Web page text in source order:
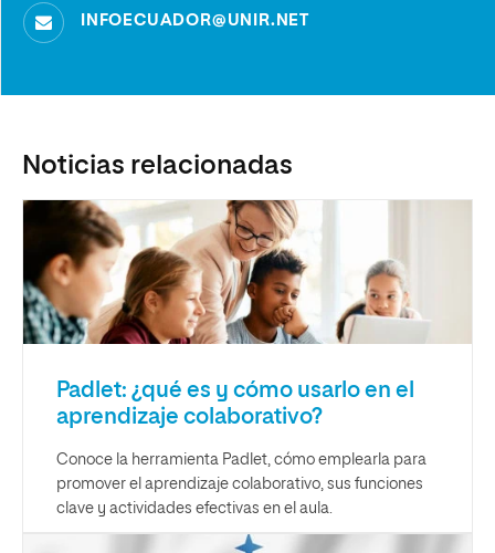
INFOECUADOR@UNIR.NET
Noticias relacionadas
Padlet: ¿qué es y cómo usarlo en el
aprendizaje colaborativo?
Conoce la herramienta Padlet, cómo emplearla para
promover el aprendizaje colaborativo, sus funciones
clave y actividades efectivas en el aula.